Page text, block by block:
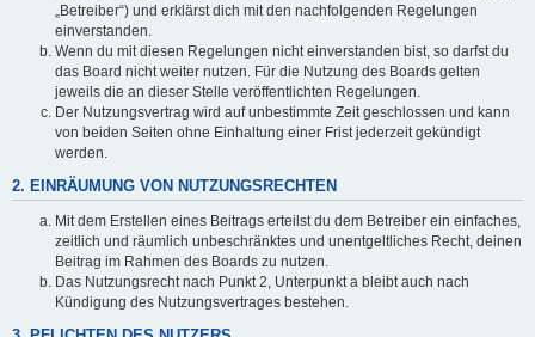
„Betreiber“) und erklärst dich mit den nachfolgenden Regelungen
einverstanden.
Wenn du mit diesen Regelungen nicht einverstanden bist, so darfst du
das Board nicht weiter nutzen. Für die Nutzung des Boards gelten
jeweils die an dieser Stelle veröffentlichten Regelungen.
Der Nutzungsvertrag wird auf unbestimmte Zeit geschlossen und kann
von beiden Seiten ohne Einhaltung einer Frist jederzeit gekündigt
werden.
2. EINRÄUMUNG VON NUTZUNGSRECHTEN
Mit dem Erstellen eines Beitrags erteilst du dem Betreiber ein einfaches,
zeitlich und räumlich unbeschränktes und unentgeltliches Recht, deinen
Beitrag im Rahmen des Boards zu nutzen.
Das Nutzungsrecht nach Punkt 2, Unterpunkt a bleibt auch nach
Kündigung des Nutzungsvertrages bestehen.